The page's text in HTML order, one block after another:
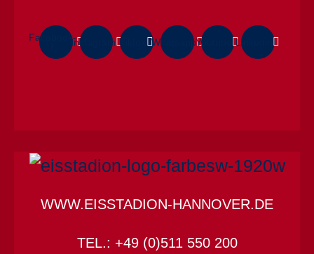
Facebook-Instagram Tiktok WhatsappYoutube Linkedin
WWW.EISSTADION-HANNOVER.DE
TEL.: +49 (0)511 550 200